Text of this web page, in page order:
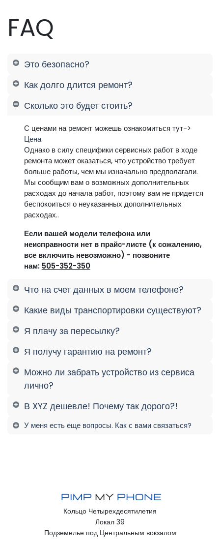
FAQ
Это безопасно?
Как долго длится ремонт?
Сколько это будет стоить?
С ценами на ремонт можешь ознакомиться тут->
Цена
Однако в силу специфики сервисных работ в ходе
ремонта может оказаться, что устройство требует
больше работы, чем мы изначально предполагали.
Мы сообщим вам о возможных дополнительных
расходах до начала работ, поэтому вам не придется
беспокоиться о неуказанных дополнительных
расходах..
Если вашей модели телефона или
неисправности нет в прайс-листе (к сожалению,
все включить невозможно) - позвоните
нам: 505-352-350
Что на счет данных в моем телефоне?
Какие виды транспортировки существуют?
Я плачу за пересылку?
Я получу гарантию на ремонт?
Можно ли забрать устройство из сервиса
лично?
В XYZ дешевле! Почему так дорого?!
У меня есть еще вопросы. Как с вами связаться?
Кольцо Четырехдесятилетия
Локал 39
Подземелье под Центральным вокзалом